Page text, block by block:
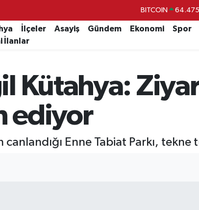
DOLAR
EURO
BİST100
BITCOIN
İlçeler Asayiş Gündem Ekonomi Spor
İlanlar
Kütahya:
ediyor
Enne Tabiat Parkı, tekne